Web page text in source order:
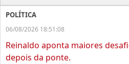
POLÍTICA
06/08/2026 18:51:08
Reinaldo aponta maiores
depois da ponte.